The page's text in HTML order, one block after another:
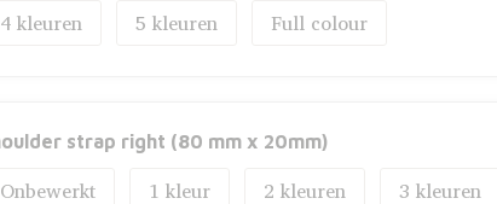
4
5 Full colour
strap right (80 mm x 20mm)
Onbewerkt 1 2
3